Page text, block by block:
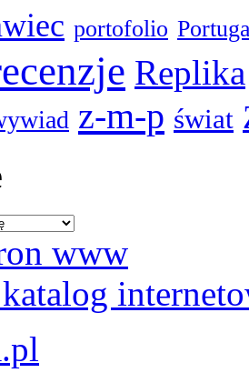
portofolio
Replika
z-m-p świat
www
katalog